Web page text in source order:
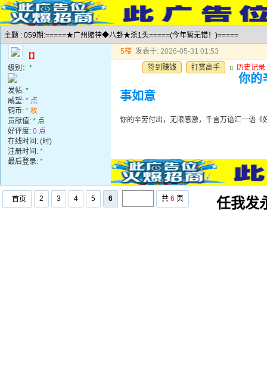
主题 : 059期:=====★广州赌神◆八卦★杀1头=====(今年暂无错！)=====
【】
级别： *
发帖: *
威望: * 点
铜币: * 枚
贡献值: * 点
好评度: 0 点
在线时间: (时)
注册时间: *
最后登录: *
5楼 发表于: 2026-05-31 01:53
签到赚钱
打赏高手 u 历史记录
你的
事如意
你的辛劳付出，无限感激，千言万语汇一语《
首页 2 3 4 5 6 共 6 页 任我发